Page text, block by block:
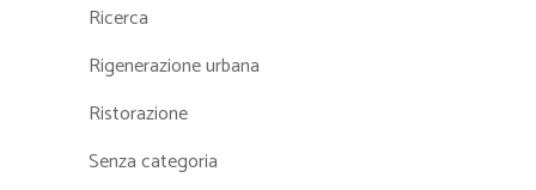
Ricerca
Rigenerazione urbana
Ristorazione
Senza categoria